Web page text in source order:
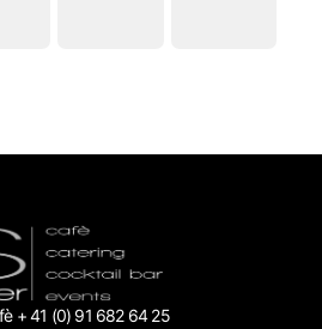
+ 41 (0) 91 682 64 25